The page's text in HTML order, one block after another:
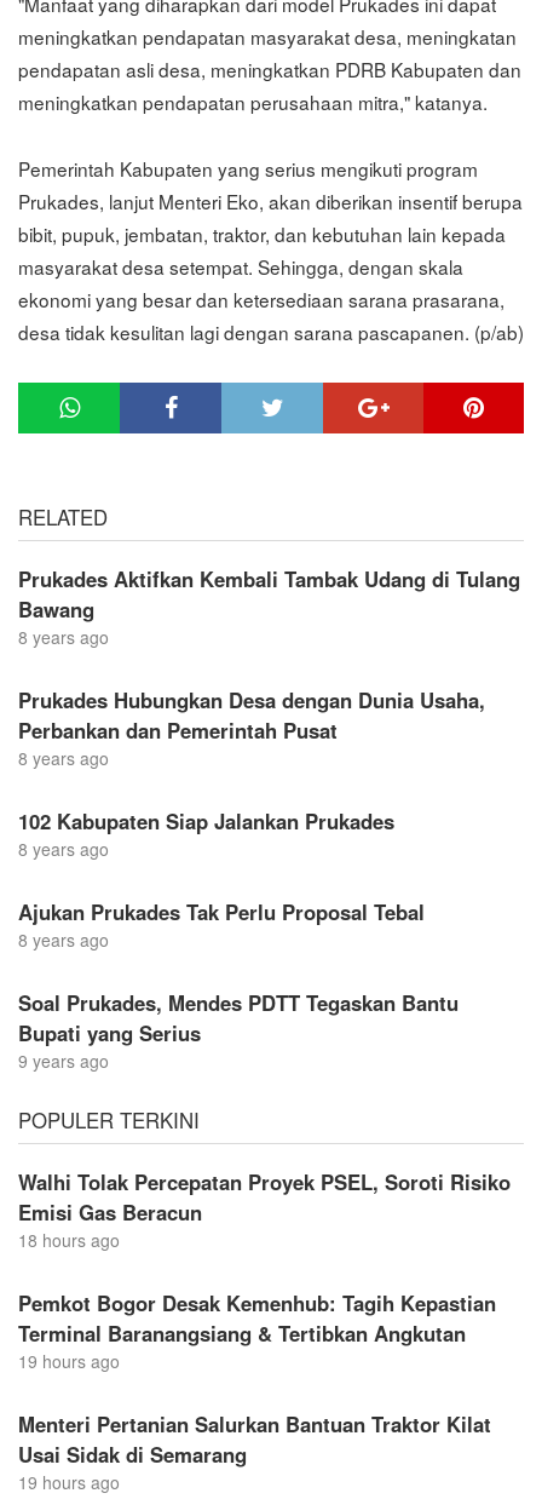
meningkatkan pendapatan masyarakat desa, meningkatan
pendapatan asli desa, meningkatkan PDRB Kabupaten dan
meningkatkan pendapatan perusahaan mitra," katanya.
Pemerintah Kabupaten yang serius mengikuti program
Prukades, lanjut Menteri Eko, akan diberikan insentif berupa
bibit, pupuk, jembatan, traktor, dan kebutuhan lain kepada
masyarakat desa setempat. Sehingga, dengan skala
ekonomi yang besar dan ketersediaan sarana prasarana,
desa tidak kesulitan lagi dengan sarana pascapanen. (p/ab)
RELATED
Prukades Aktifkan Kembali Tambak Udang di Tulang
Bawang
8 years ago
Prukades Hubungkan Desa dengan Dunia Usaha,
Perbankan dan Pemerintah Pusat
8 years ago
102 Kabupaten Siap Jalankan Prukades
8 years ago
Ajukan Prukades Tak Perlu Proposal Tebal
8 years ago
Soal Prukades, Mendes PDTT Tegaskan Bantu
Bupati yang Serius
9 years ago
POPULER TERKINI
Walhi Tolak Percepatan Proyek PSEL, Soroti Risiko
Emisi Gas Beracun
18 hours ago
Pemkot Bogor Desak Kemenhub: Tagih Kepastian
Terminal Baranangsiang & Tertibkan Angkutan
19 hours ago
Menteri Pertanian Salurkan Bantuan Traktor Kilat
Usai Sidak di Semarang
19 hours ago